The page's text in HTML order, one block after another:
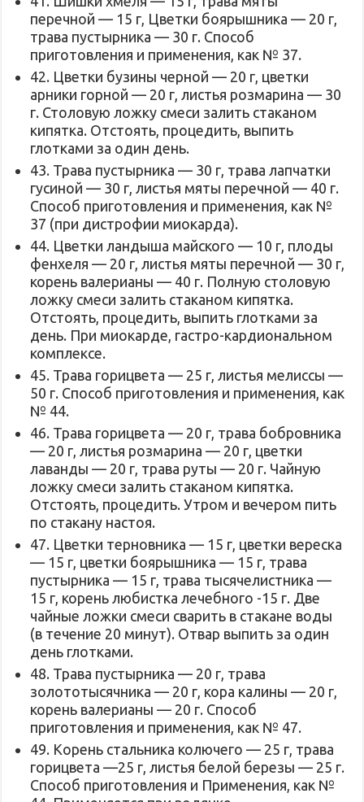
перечной — 15 г, Цветки боярышника — 20 г,
трава пустырника — 30 г. Способ
приготовления и применения, как № 37.
42. Цветки бузины черной — 20 г, цветки
арники горной — 20 г, листья розмарина — 30
г. Столовую ложку смеси залить стаканом
кипятка. Отстоять, процедить, выпить
глотками за один день.
43. Трава пустырника — 30 г, трава лапчатки
гусиной — 30 г, листья мяты перечной — 40 г.
Способ приготовления и применения, как №
37 (при дистрофии миокарда).
44. Цветки ландыша майского — 10 г, плоды
фенхеля — 20 г, листья мяты перечной — 30 г,
корень валерианы — 40 г. Полную столовую
ложку смеси залить стаканом кипятка.
Отстоять, процедить, выпить глотками за
день. При миокарде, гастро-кардиональном
комплексе.
45. Трава горицвета — 25 г, листья мелиссы —
50 г. Способ приготовления и применения, как
№ 44.
46. Трава горицвета — 20 г, трава бобровника
— 20 г, листья розмарина — 20 г, цветки
лаванды — 20 г, трава руты — 20 г. Чайную
ложку смеси залить стаканом кипятка.
Отстоять, процедить. Утром и вечером пить
по стакану настоя.
47. Цветки терновника — 15 г, цветки вереска
— 15 г, цветки боярышника — 15 г, трава
пустырника — 15 г, трава тысячелистника —
15 г, корень любистка лечебного -15 г. Две
чайные ложки смеси сварить в стакане воды
(в течение 20 минут). Отвар выпить за один
день глотками.
48. Трава пустырника — 20 г, трава
золототысячника — 20 г, кора калины — 20 г,
корень валерианы — 20 г. Способ
приготовления и применения, как № 47.
49. Корень стальника колючего — 25 г, трава
горицвета —25 г, листья белой березы — 25 г.
Способ приготовления и Применения, как №